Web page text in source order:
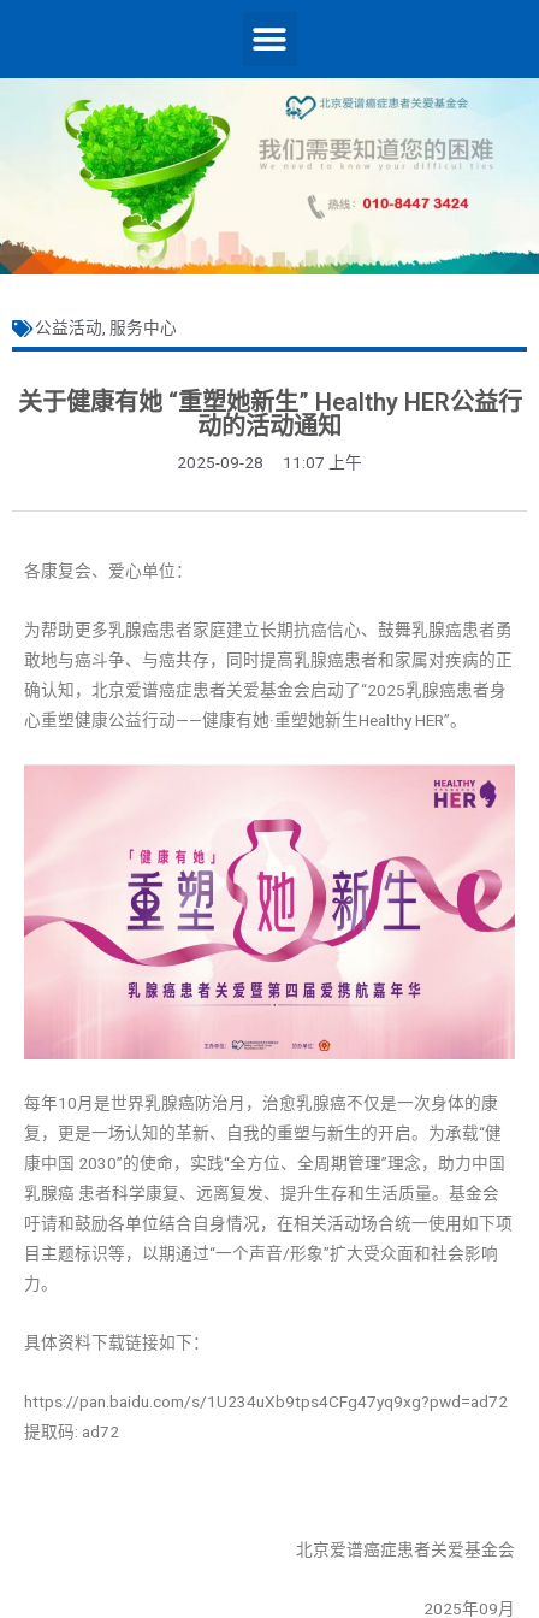
公益活动, 服务中心
关于健康有她 “重塑她新生” Healthy HER公益行
动的活动通知
2025-09-28 11:07 上午
各康复会、爱心单位：
为帮助更多乳腺癌患者家庭建立长期抗癌信心、鼓舞乳腺癌患者勇
敢地与癌斗争、与癌共存，同时提高乳腺癌患者和家属对疾病的正
确认知，北京爱谱癌症患者关爱基金会启动了“2025乳腺癌患者身
心重塑健康公益行动——健康有她·重塑她新生Healthy HER”。
每年10月是世界乳腺癌防治月，治愈乳腺癌不仅是一次身体的康
复，更是一场认知的革新、自我的重塑与新生的开启。为承载“健
康中国 2030”的使命，实践“全方位、全周期管理”理念，助力中国
乳腺癌 患者科学康复、远离复发、提升生存和生活质量。基金会
吁请和鼓励各单位结合自身情况，在相关活动场合统一使用如下项
目主题标识等，以期通过“一个声音/形象”扩大受众面和社会影响
力。
具体资料下载链接如下：
https://pan.baidu.com/s/1U234uXb9tps4CFg47yq9xg?pwd=ad72
提取码: ad72
北京爱谱癌症患者关爱基金会
2025年09月